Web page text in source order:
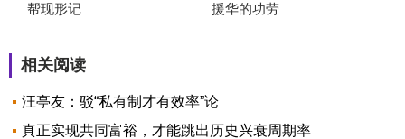
帮现形记
援华的功劳
相关阅读
汪亭友：驳“私有制才有效率”论
真正实现共同富裕，才能跳出历史兴衰周期率